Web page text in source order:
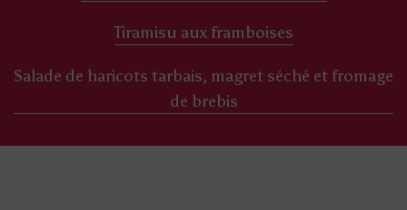
Tiramisu aux framboises
Salade de haricots tarbais, magret séché et fromage
de brebis